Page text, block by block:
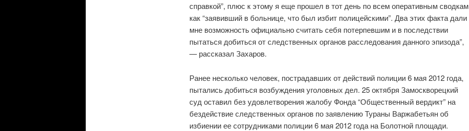
справкой”, плюс к этому я еще прошел в тот день по всем оперативным сводкам
как “заявивший в больнице, что был избит полицейскими”. Два этих факта дали
мне возможность официально считать себя потерпевшим и в последствии
пытаться добиться от следственных органов расследования данного эпизода”,
— рассказал Захаров.
Ранее несколько человек, пострадавших от действий полиции 6 мая 2012 года,
пытались добиться возбуждения уголовных дел. 25 октября Замоскворецкий
суд оставил без удовлетворения жалобу Фонда “Общественный вердикт” на
бездействие следственных органов по заявлению Тураны Варжабетьян об
избиении ее сотрудниками полиции 6 мая 2012 года на Болотной площади.